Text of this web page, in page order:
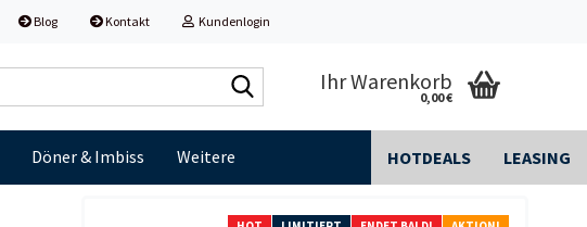
Blog Kontakt Kundenlogin
durchsuchen...
Ihr Warenkorb
0,00 €
Döner & Imbiss HOTDEALS LEASING
Weitere